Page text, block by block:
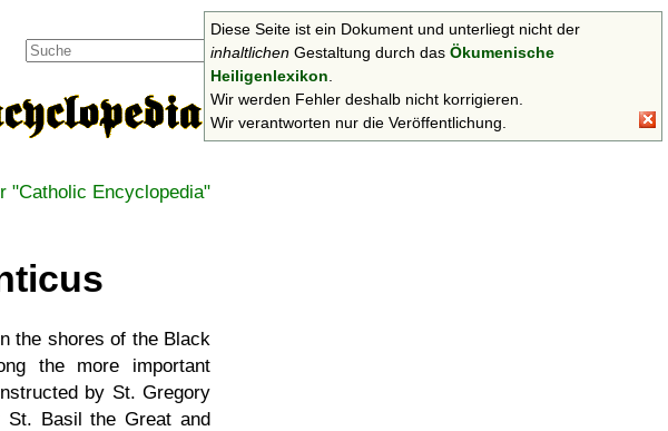
Suchen
"Catholic Encyclopedia"
the shores of the Black
the more important
by St. Gregory
St. Basil the Great and
Diese Seite ist ein Dokument und unterliegt nicht der
inhaltlichen Gestaltung durch das Ökumenische
Heiligenlexikon
Wir werden Fehler deshalb nicht korrigieren.
Wir verantworten nur die Veröffentlichung.